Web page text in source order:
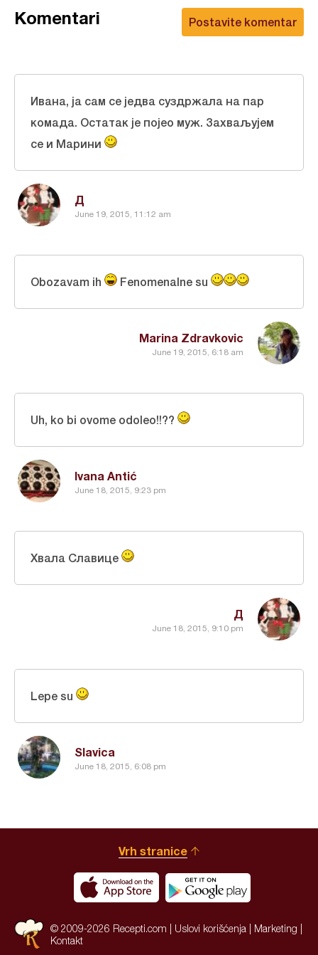
Postavite komentar
Komentari
Д
June 19, 2015, 11:12 am
Ивана, ја сам се једва суздржала на пар
комада. Остатак је појео муж. Захваљујем
се и Марини
Marina Zdravkovic
June 19, 2015, 6:18 am
Obozavam ih Fenomenalne su
Ivana Antić
June 18, 2015, 9:23 pm
Uh, ko bi ovome odoleo!!??
Д
June 18, 2015, 9:10 pm
Хвала Славице
Slavica
June 18, 2015, 6:08 pm
Lepe su
Vrh stranice
© 2009-2026 Recepti.com | Uslovi korišćenja Marketing
Kontakt